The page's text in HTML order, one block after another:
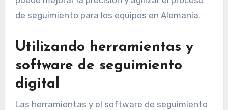
de seguimiento para los equipos en Alemania.
Utilizando herramientas y
software de seguimiento
digital
Las herramientas y el software de seguimiento